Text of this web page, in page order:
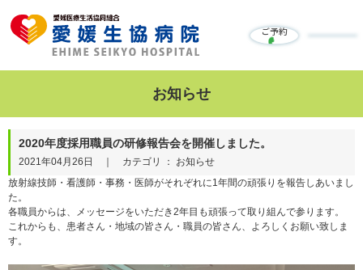
ご予約
お知らせ
2020年度採用職員の研修報告会を開催しました。
2021年04月26日 ｜ カテゴリ ： お知らせ
放射線技師・看護師・事務・医師がそれぞれに1年間の頑張りを報告しあいまし
た。
各職員からは、メッセージをいただき2年目も頑張って取り組んで参ります。
これからも、患者さん・地域の皆さん・職員の皆さん、よろしくお願い致しま
す。